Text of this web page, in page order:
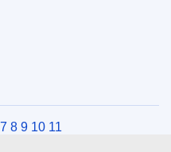
8 9 10 11